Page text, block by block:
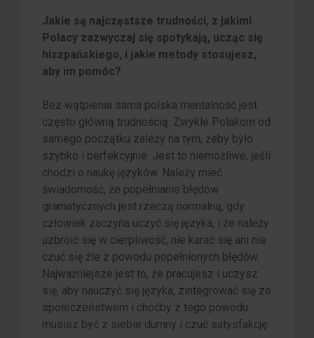
Jakie są najczęstsze trudności, z jakimi
Polacy zazwyczaj się spotykają, ucząc się
hiszpańskiego, i jakie metody stosujesz,
aby im pomóc?
Bez wątpienia sama polska mentalność jest
często główną trudnością. Zwykle Polakom od
samego początku zależy na tym, żeby było
szybko i perfekcyjnie. Jest to niemożliwe, jeśli
chodzi o naukę języków. Należy mieć
świadomość, że popełnianie błędów
gramatycznych jest rzeczą normalną, gdy
człowiek zaczyna uczyć się języka, i że należy
uzbroić się w cierpliwość, nie karać się ani nie
czuć się źle z powodu popełnionych błędów.
Najważniejsze jest to, że pracujesz i uczysz
się, aby nauczyć się języka, zintegrować się ze
społeczeństwem i choćby z tego powodu
musisz być z siebie dumny i czuć satysfakcję.